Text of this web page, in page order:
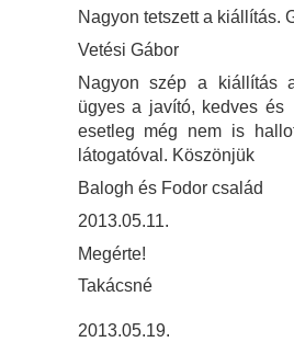
Nagyon tetszett a kiállítás.
Vetési Gábor
Nagyon szép a kiállítás
ügyes a javító, kedves
esetleg még nem is
látogatóval. Köszönjük
Balogh és Fodor család
2013.05.11.
Megérte!
Takácsné
2013.05.19.